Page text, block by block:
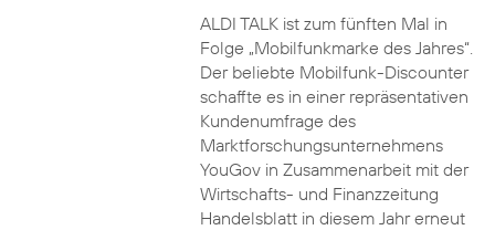
ALDI TALK ist zum fünften Mal in
Folge „Mobilfunkmarke des Jahres“.
Der beliebte Mobilfunk-Discounter
schaffte es in einer repräsentativen
Kundenumfrage des
Marktforschungsunternehmens
YouGov in Zusammenarbeit mit der
Wirtschafts- und Finanzzeitung
Handelsblatt in diesem Jahr erneut